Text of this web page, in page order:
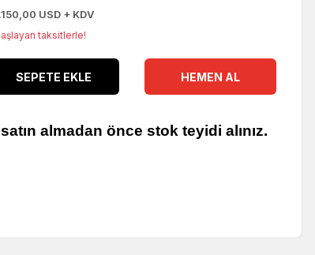
USD + KDV
taksitlerle!
SEPETE EKLE HEMEN AL
almadan önce stok teyidi alınız.